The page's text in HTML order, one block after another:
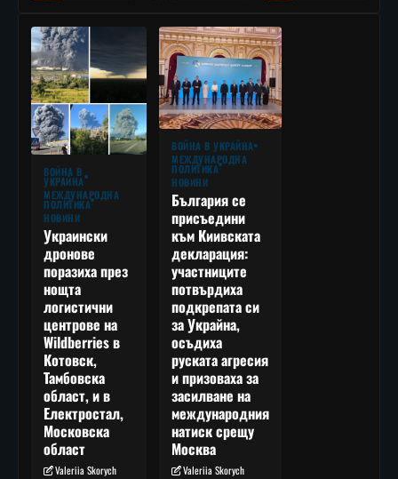
ВОЙНА В
УКРАЙНА
МЕЖДУНАРОДНА
ПОЛИТИКА
НОВИНИ
Украински
дронове
поразиха през
нощта
логистични
центрове на
Wildberries в
Котовск,
Тамбовска
област, и в
Електростал,
Московска
област
Valeriia Skorych
ВОЙНА В УКРАЙНА
МЕЖДУНАРОДНА
ПОЛИТИКА
НОВИНИ
България се
присъедини
към Киивската
декларация:
участниците
потвърдиха
подкрепата си
за Украйна,
осъдиха
руската агресия
и призоваха за
засилване на
международния
натиск срещу
Москва
Valeriia Skorych